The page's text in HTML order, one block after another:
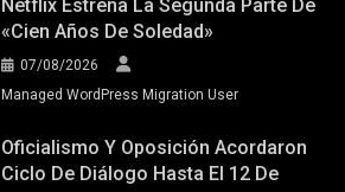
Netflix Estrena La Segunda Parte De
«Cien Años De Soledad»
07/08/2026
Managed WordPress Migration User
Oficialismo Y Oposición Acordaron
Ciclo De Diálogo Hasta El 12 De